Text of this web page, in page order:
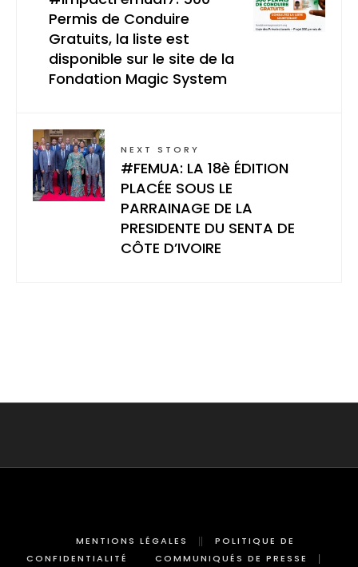
Permis de Conduire
Gratuits, la liste est
disponible sur le site de la
Fondation Magic System
NEXT STORY
#FEMUA: LA 18è ÉDITION
PLACÉE SOUS LE
PARRAINAGE DE LA
PRESIDENTE DU SENTA DE
CÔTE D’IVOIRE
MENTIONS LÉGALES
POLITIQUE DE
CONFIDENTIALITÉ
COMMUNIQUÉS DE PRESSE